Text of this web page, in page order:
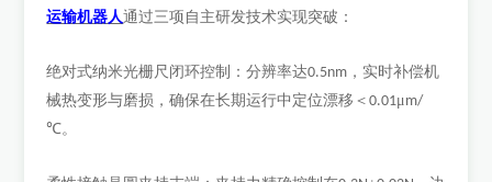
运输机器人通过三项自主研发技术实现突破：
绝对式纳米光栅尺闭环控制：分辨率达0.5nm ，实时补偿机
械热变形与磨损，确保在长期运行中定位漂移＜0.01μm/
℃。